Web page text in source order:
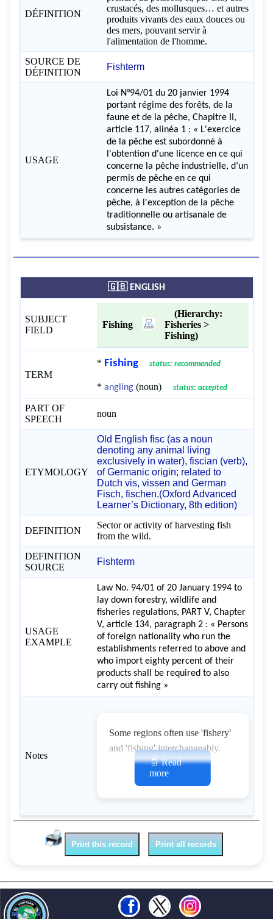
DÉFINITION
crustacés, des mollusques… et autres
produits vivants des eaux douces ou
des mers, pouvant servir à
l'alimentation de l'homme.
SOURCE DE
DÉFINITION
Fishterm
USAGE
Loi N°94/01 du 20 janvier 1994
portant régime des forêts, de la
faune et de la pêche, Chapitre II,
article 117, alinéa 1 : « L'exercice
de la pêche est subordonné à
l'obtention d'une licence en ce qui
concerne la pêche industrielle, d’un
permis de pêche en ce qui
concerne les autres catégories de
pêche, à l'exception de la pêche
traditionnelle ou artisanale de
subsistance. »
🇬🇧 ENGLISH
SUBJECT
FIELD
Fishing
(Hierarchy:
Fisheries >
Fishing)
TERM
* Fishing status: recommended
* angling(noun) status: accepted
PART OF
SPEECH
noun
ETYMOLOGY
Old English fisc (as a noun
denoting any animal living
exclusively in water), fiscian (verb),
of Germanic origin; related to
Dutch vis, vissen and German
Fisch, fischen.(Oxford Advanced
Learner’s Dictionary, 8th edition)
DEFINITION
Sector or activity of harvesting fish
from the wild.
DEFINITION
SOURCE
Fishterm
USAGE
EXAMPLE
Law No. 94/01 of 20 January 1994 to
lay down forestry, wildlife and
fisheries regulations, PART V, Chapter
V, article 134, paragraph 2 : « Persons
of foreign nationality who run the
establishments referred to above and
who import eighty percent of their
products shall be required to also
carry out fishing »
Notes
Some regions often use 'fishery'
and 'fishing' interchangeably.
📄 Read
more
Print this record Print all records